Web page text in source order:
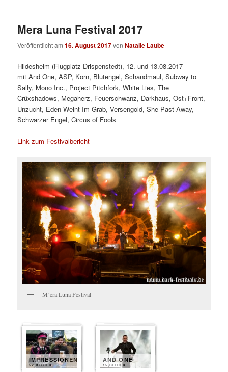
Mera Luna Festival 2017
Veröffentlicht am16. August 2017vonNatalie Laube
Hildesheim (Flugplatz Drispenstedt), 12. und 13.08.2017
mit And One, ASP, Korn, Blutengel, Schandmaul, Subway to
Sally, Mono Inc., Project Pitchfork, White Lies, The
Crüxshadows, Megaherz, Feuerschwanz, Darkhaus, Ost+Front,
Unzucht, Eden Weint Im Grab, Versengold, She Past Away,
Schwarzer Engel, Circus of Fools
Link zum Festivalbericht
M’era Luna Festival
IMPRESSIONEN
52 BILDER
AND ONE
15 BILDER